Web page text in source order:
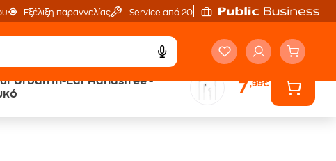
Εξέλιξη παραγγελίας Service από 20'
Urban In-Ear Handsfree -
7,99€